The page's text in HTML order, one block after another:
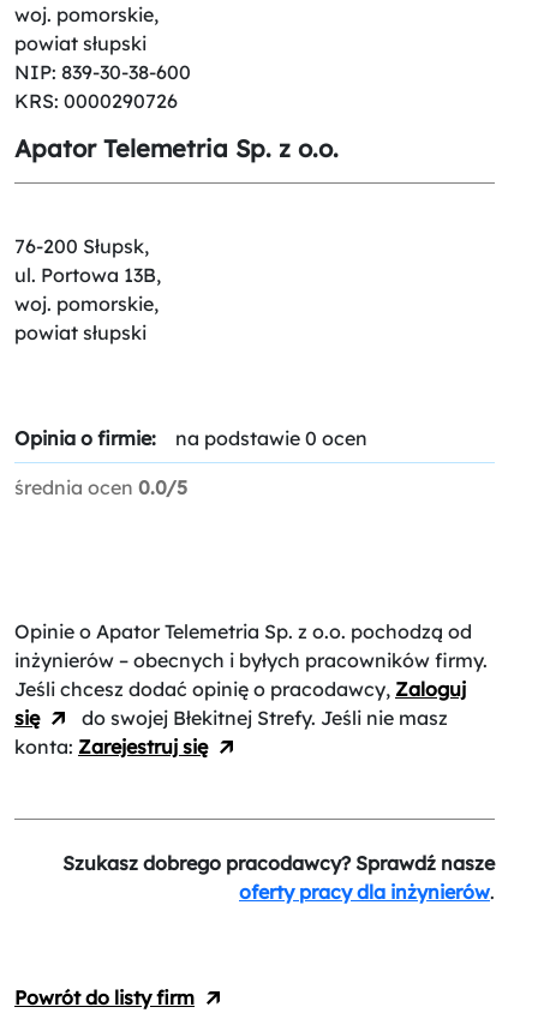
woj. pomorskie,
powiat słupski
NIP: 839-30-38-600
KRS: 0000290726
Apator Telemetria Sp. z o.o.
76-200 Słupsk,
ul. Portowa 13B,
woj. pomorskie,
powiat słupski
Opinia o firmie: na podstawie 0 ocen
średnia ocen 0.0/5
Opinie o Apator Telemetria Sp. z o.o. pochodzą od
inżynierów – obecnych i byłych pracowników firmy.
Jeśli chcesz dodać opinię o pracodawcy, Zaloguj
się
do swojej Błekitnej Strefy. Jeśli nie masz
konta: Zarejestruj się
Szukasz dobrego pracodawcy? Sprawdź nasze
oferty pracy dla inżynierów.
Powrót do listy firm